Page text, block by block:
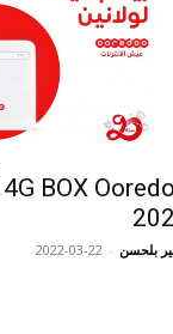
بلحسن -
2022-03-22